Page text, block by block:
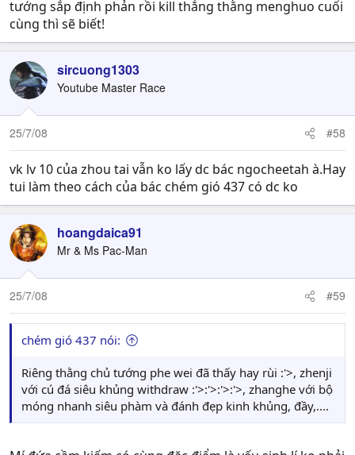
tướng sắp định phản rồi kill thẳng thằng menghuo cuối
cùng thì sẽ biết!
sircuong1303
Youtube Master Race
25/7/08 #58
vk lv 10 của zhou tai vẫn ko lấy dc bác ngocheetah à.Hay
tui làm theo cách của bác chém gió 437 có dc ko
hoangdaica91
Mr & Ms Pac-Man
25/7/08 #59
chém gió 437 nói:
Riêng thằng chủ tướng phe wei đã thấy hay rùi :'>, zhenji
với cú đá siêu khủng withdraw :'>:'>:'>:'>, zhanghe với bộ
móng nhanh siêu phàm và đánh đẹp kinh khủng, đầy,....